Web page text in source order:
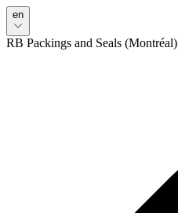
en
RB Packings and Seals (Montréal)